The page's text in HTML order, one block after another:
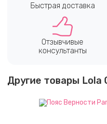
Быстрая доставка
Отзывчивые
консультанты
Другие товары Lola